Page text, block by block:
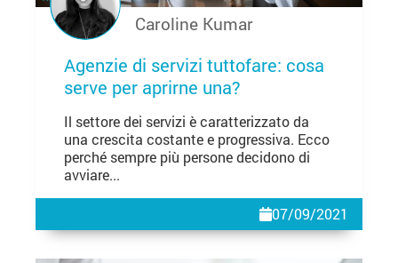
Agenzie di servizi tuttofare: cosa
serve per aprirne una?
Il settore dei servizi è caratterizzato da
una crescita costante e progressiva. Ecco
perché sempre più persone decidono di
avviare...
Caroline Kumar
07/09/2021